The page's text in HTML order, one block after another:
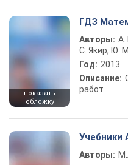
показать
обложку
ГДЗ
Авторы: А.
С. Якир, Ю.
Год: 2013
Описание:
работ
Учебники
Авторы: